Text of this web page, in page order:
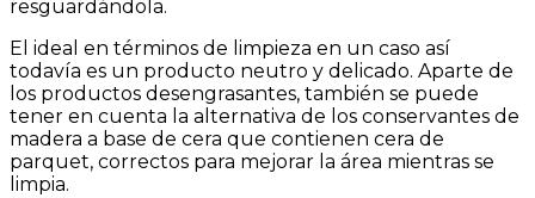
resguardándola.
El ideal en términos de limpieza en un caso así
todavía es un producto neutro y delicado. Aparte de
los productos desengrasantes, también se puede
tener en cuenta la alternativa de los conservantes de
madera a base de cera que contienen cera de
parquet, correctos para mejorar la área mientras se
limpia.